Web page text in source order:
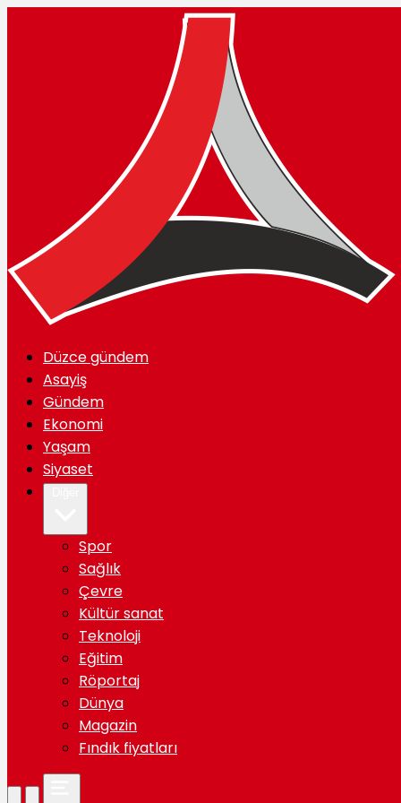
Düzce gündem
Asayiş
Gündem
Ekonomi
Yaşam
Siyaset
Spor
Sağlık
Çevre
Kültür sanat
Teknoloji
Eğitim
Röportaj
Dünya
Magazin
Fındık fiyatları